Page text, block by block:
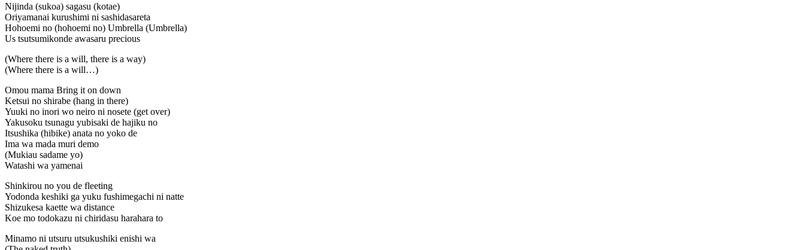
Nijinda (sukoa) sagasu (kotae)
Oriyamanai kurushimi ni sashidasareta
Hohoemi no (hohoemi no) Umbrella (Umbrella)
Us tsutsumikonde awasaru precious
(Where there is a will, there is a way)
(Where there is a will…)
Omou mama Bring it on down
Ketsui no shirabe (hang in there)
Yuuki no inori wo neiro ni nosete (get over)
Yakusoku tsunagu yubisaki de hajiku no
Itsushika (hibike) anata no yoko de
Ima wa mada muri demo
(Mukiau sadame yo)
Watashi wa yamenai
Shinkirou no you de fleeting
Yodonda keshiki ga yuku fushimegachi ni natte
Shizukesa kaette wa distance
Koe mo todokazu ni chiridasu harahara to
Minamo ni utsuru utsukushiki enishi wa